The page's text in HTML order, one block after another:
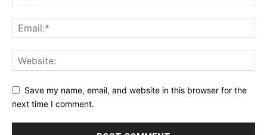
Save my name, email, and website in this browser for the
next time I comment.